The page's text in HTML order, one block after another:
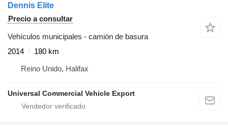
Dennis Elite
Precio a consultar
Vehículos municipales - camión de basura
2014
180 km
Reino Unido, Halifax
Universal Commercial Vehicle Export